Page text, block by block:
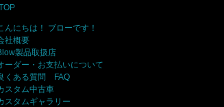
んにちは！ ブローです！
社概要
製品取扱店
ーダー・お支払いについて
くある質問 FAQ
スタム中古車
スタムギャラリー